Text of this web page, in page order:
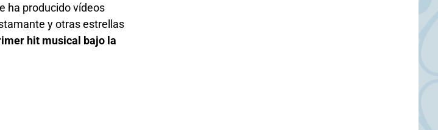
ha producido vídeos
y otras estrellas
hit musical bajo la